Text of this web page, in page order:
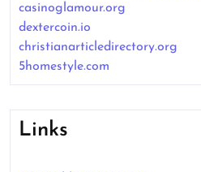
casinoglamour.org
dextercoin.io
christianarticledirectory.org
5homestyle.com
Links